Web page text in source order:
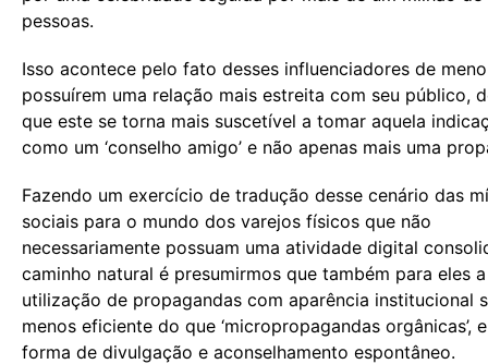
pessoas.
Isso acontece pelo fato desses influenciadores de
possuírem uma relação mais estreita com seu público,
que este se torna mais suscetível a tomar aquela
como um ‘conselho amigo’ e não apenas mais uma
Fazendo um exercício de tradução desse cenário das
sociais para o mundo dos varejos físicos que não
necessariamente possuam uma atividade digital
caminho natural é presumirmos que também para eles a
utilização de propagandas com aparência institucional
menos eficiente do que ‘micropropagandas orgânicas’,
forma de divulgação e aconselhamento espontâneo.